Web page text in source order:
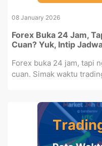
08 January 2026
Forex Buka 24 Jam,
Cuan? Yuk, Intip
Forex buka 24 jam, tapi
cuan. Simak waktu